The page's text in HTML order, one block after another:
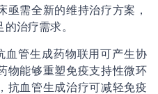
亟需全新的维持治疗方案，
治疗需求。
血管生成药物联用可产生协
物能够重塑免疫支持性微环
抗血管生成治疗可减轻免疫